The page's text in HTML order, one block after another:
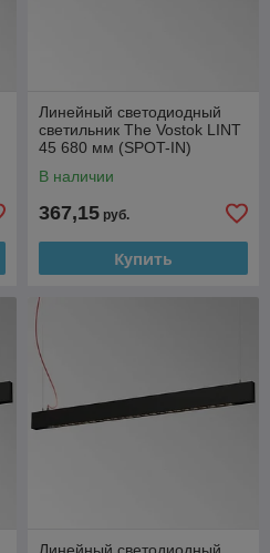
Линейный светодиодный
светильник The Vostok LINT
45 680 мм (SPOT-IN)
В наличии
367,15 руб.
Купить